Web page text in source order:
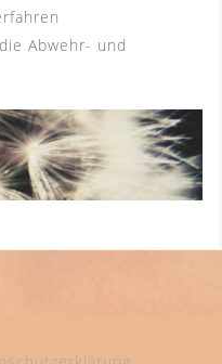
Abwehr- und